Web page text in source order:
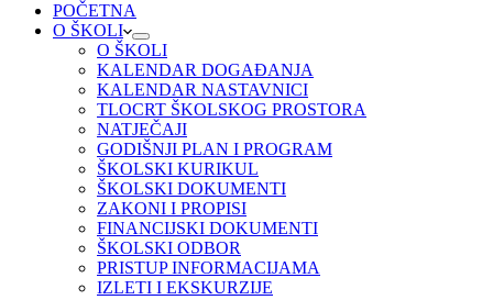
POČETNA
O ŠKOLI
O ŠKOLI
KALENDAR DOGAĐANJA
KALENDAR NASTAVNICI
TLOCRT ŠKOLSKOG PROSTORA
NATJEČAJI
GODIŠNJI PLAN I PROGRAM
ŠKOLSKI KURIKUL
ŠKOLSKI DOKUMENTI
ZAKONI I PROPISI
FINANCIJSKI DOKUMENTI
ŠKOLSKI ODBOR
PRISTUP INFORMACIJAMA
IZLETI I EKSKURZIJE